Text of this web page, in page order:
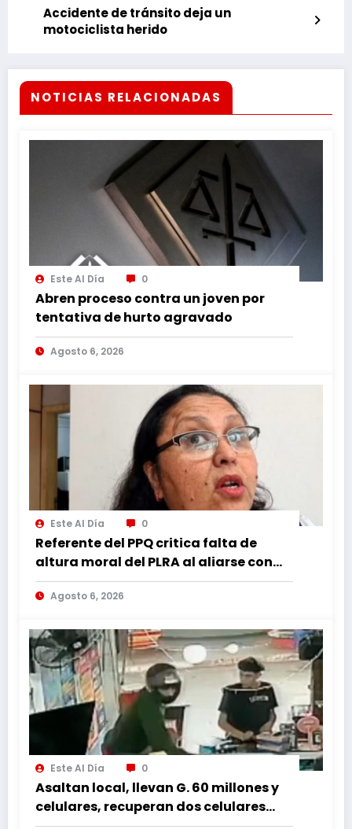
Accidente de tránsito deja un
motociclista herido
NOTICIAS RELACIONADAS
Este Al Día 0
Abren proceso contra un joven por
tentativa de hurto agravado
Agosto 6, 2026
Este Al Día 0
Referente del PPQ critica falta de
altura moral del PLRA al aliarse con
corruptos
Agosto 6, 2026
Este Al Día 0
Asaltan local, llevan G. 60 millones y
celulares, recuperan dos celulares
mediante rastreo y persecución